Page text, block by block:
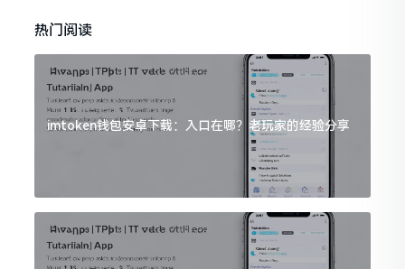
热门阅读
imtoken钱包安卓下载：入口在哪？老玩家的经验分享